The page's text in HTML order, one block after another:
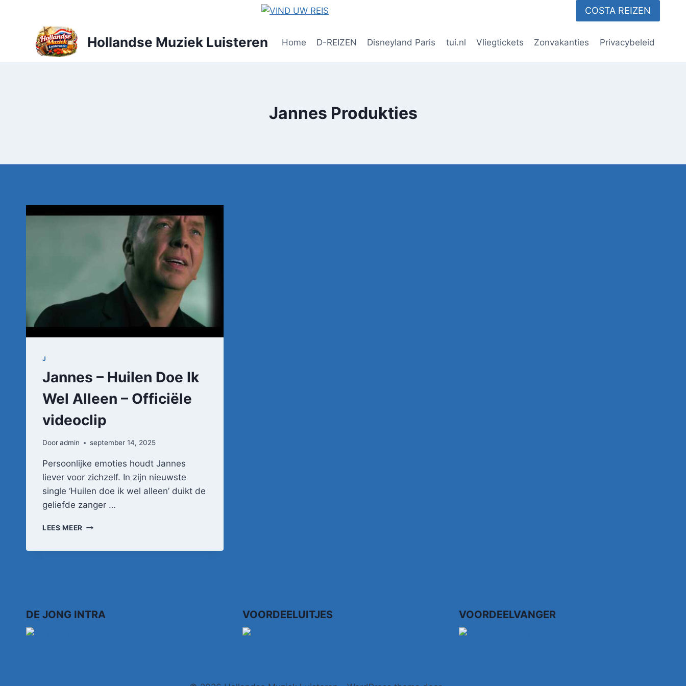
COSTA REIZEN
Hollandse Muziek Luisteren Home D-REIZEN Disneyland Paris tui.nl Vliegtickets Zonvakanties Privacybeleid
Jannes Produkties
J
Jannes – Huilen Doe Ik
Wel Alleen – Officiële
videoclip
Dooradmin september 14, 2025
Persoonlijke emoties houdt Jannes
liever voor zichzelf. In zijn nieuwste
single ‘Huilen doe ik wel alleen’ duikt de
geliefde zanger …
LEES MEER JANNES
OFFICIËLE
DE JONG INTRA VOORDEELUITJES VOORDEELVANGER